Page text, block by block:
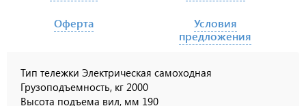
Тип тележки Электрическая самоходная
Грузоподъемность, кг 2000
Высота подъема вил, мм 190
Оферта
Условия
предложения